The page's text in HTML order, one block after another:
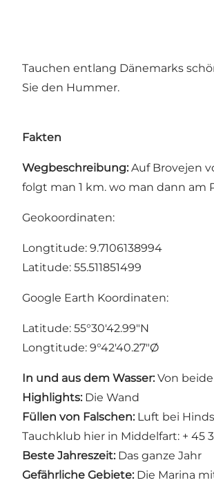
Tauchen entlang Dänemarks
Sie den Hummer.
Fakten
Wegbeschreibung: Auf Brovejen
folgt man 1 km. wo man dann am
Geokoordinaten:
Longtitude: 9.7106138994
Latitude: 55.511851499
Google Earth Koordinaten:
Latitude: 55°30'42.99"N
Longtitude: 9°42'40.27"Ø
In und aus dem Wasser: Von
Highlights: Die Wand
Füllen von Falschen: Luft bei
Tauchklub hier in Middelfart: + 45
Beste Jahreszeit: Das ganze Jahr
Gefährliche Gebiete: Die Marina